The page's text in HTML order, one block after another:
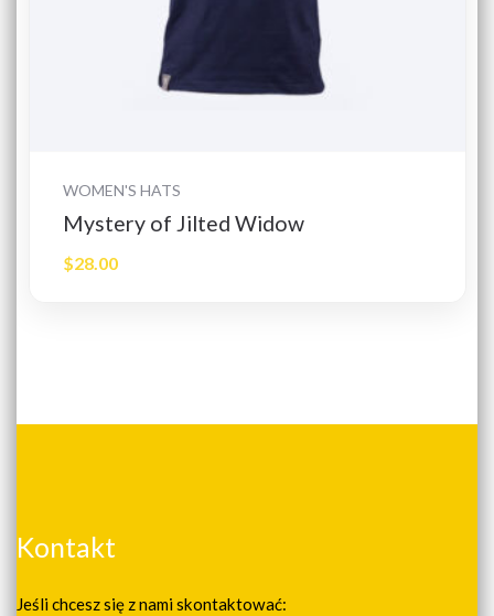
WOMEN'S HATS
Mystery of Jilted Widow
$28.00
Kontakt
Jeśli chcesz się z nami skontaktować: